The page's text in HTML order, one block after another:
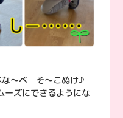
な〜べ そ〜こぬけ♪
ーズにできるようにな